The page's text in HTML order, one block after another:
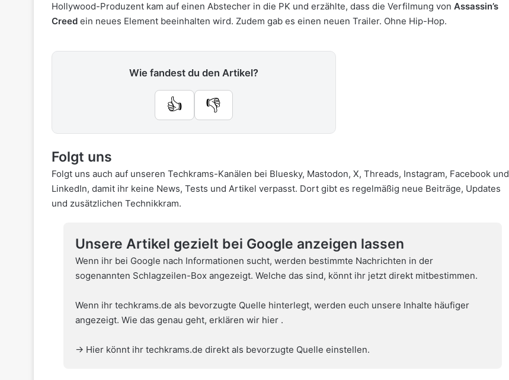
Hollywood-Produzent kam auf einen Abstecher in die PK und erzählte, dass die Verfilmung von Assassin’s
Creed ein neues Element beeinhalten wird. Zudem gab es einen neuen Trailer. Ohne Hip-Hop.
Wie fandest du den Artikel?
👍 👎
Folgt uns
Folgt uns auch auf unseren Techkrams-Kanälen bei Bluesky, Mastodon, X, Threads, Instagram, Facebook und
LinkedIn, damit ihr keine News, Tests und Artikel verpasst. Dort gibt es regelmäßig neue Beiträge, Updates
und zusätzlichen Technikkram.
Unsere Artikel gezielt bei Google anzeigen lassen
Wenn ihr bei Google nach Informationen sucht, werden bestimmte Nachrichten in der
sogenannten Schlagzeilen-Box angezeigt. Welche das sind, könnt ihr jetzt direkt mitbestimmen.
Wenn ihr techkrams.de als bevorzugte Quelle hinterlegt, werden euch unsere Inhalte häufiger
angezeigt. Wie das genau geht, erklären wir hier .
→ Hier könnt ihr techkrams.de direkt als bevorzugte Quelle einstellen.